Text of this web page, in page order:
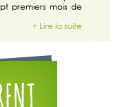
premiers mois de
+ Lire la suite